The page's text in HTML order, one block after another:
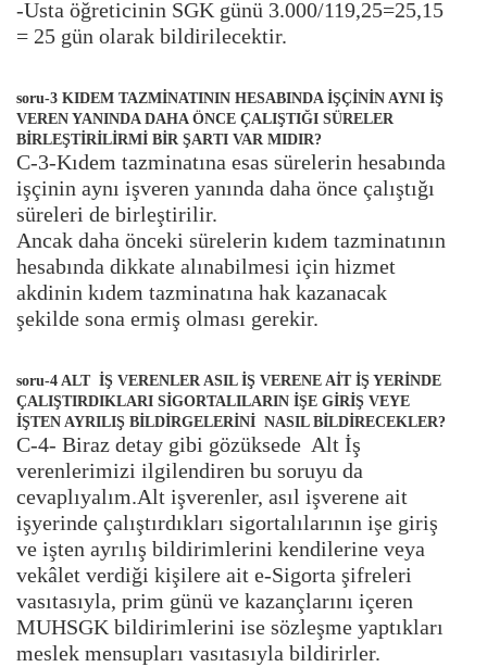
-Usta öğreticinin SGK günü 3.000/119,25=25,15
= 25 gün olarak bildirilecektir.
soru-3 KIDEM TAZMİNATININ HESABINDA İŞÇİNİN AYNI İŞ
VEREN YANINDA DAHA ÖNCE ÇALIŞTIĞI SÜRELER
BİRLEŞTİRİLİRMİ BİR ŞARTI VAR MIDIR?
C-3-Kıdem tazminatına esas sürelerin hesabında
işçinin aynı işveren yanında daha önce çalıştığı
süreleri de birleştirilir.
Ancak daha önceki sürelerin kıdem tazminatının
hesabında dikkate alınabilmesi için hizmet
akdinin kıdem tazminatına hak kazanacak
şekilde sona ermiş olması gerekir.
soru-4 ALT İŞ VERENLER ASIL İŞ VERENE AİT İŞ YERİNDE
ÇALIŞTIRDIKLARI SİGORTALILARIN İŞE GİRİŞ VEYE
İŞTEN AYRILIŞ BİLDİRGELERİNİ NASIL BİLDİRECEKLER?
C-4- Biraz detay gibi gözüksede Alt İş
verenlerimizi ilgilendiren bu soruyu da
cevaplıyalım.Alt işverenler, asıl işverene ait
işyerinde çalıştırdıkları sigortalılarının işe giriş
ve işten ayrılış bildirimlerini kendilerine veya
vekâlet verdiği kişilere ait e-Sigorta şifreleri
vasıtasıyla, prim günü ve kazançlarını içeren
MUHSGK bildirimlerini ise sözleşme yaptıkları
meslek mensupları vasıtasıyla bildirirler.